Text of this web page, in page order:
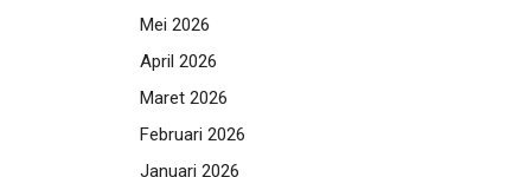
Mei 2026
April 2026
Maret 2026
Februari 2026
Januari 2026